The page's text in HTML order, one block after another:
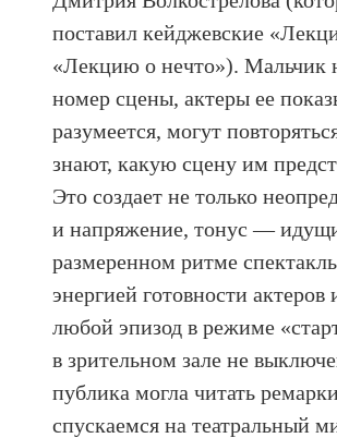
поставил кейджевские
«Лекцию о нечто»). Мальчик
номер сцены, актеры ее
разумеется, могут
знают, какую сцену им
Это создает не только
и напряжение, тонус —
размеренном ритме
энергией готовности актеров
любой эпизод в режиме
в зрительном зале не
публика могла читать
спускаемся на театральный